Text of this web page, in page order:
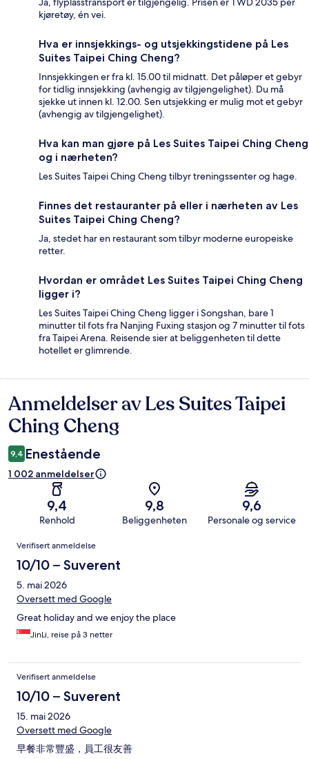
kjøretøy, én vei.
Hva er innsjekkings- og utsjekkingstidene på Les
Suites Taipei Ching Cheng?
Innsjekkingen er fra kl. 15.00 til midnatt. Det påløper et gebyr
for tidlig innsjekking (avhengig av tilgjengelighet). Du må
sjekke ut innen kl. 12.00. Sen utsjekking er mulig mot et gebyr
(avhengig av tilgjengelighet).
Hva kan man gjøre på Les Suites Taipei Ching Cheng
og i nærheten?
Les Suites Taipei Ching Cheng tilbyr treningssenter og hage.
Finnes det restauranter på eller i nærheten av Les
Suites Taipei Ching Cheng?
Ja, stedet har en restaurant som tilbyr moderne europeiske
retter.
Hvordan er området Les Suites Taipei Ching Cheng
ligger i?
Les Suites Taipei Ching Cheng ligger i Songshan, bare 1
minutter til fots fra Nanjing Fuxing stasjon og 7 minutter til fots
fra Taipei Arena. Reisende sier at beliggenheten til dette
hotellet er glimrende.
Anmeldelser
Anmeldelser av Les Suites Taipei
Ching Cheng
9,4 Enestående
1 002 anmeldelser
9,4
Renhold
9,8
Beliggenheten
9,6
Personale og service
Anmeldelser
Verifisert anmeldelse
10/10 – Suverent
5. mai 2026
Oversett med Google
Great holiday and we enjoy the place
JinLi, reise på 3 netter
Verifisert anmeldelse
10/10 – Suverent
15. mai 2026
Oversett med Google
早餐非常豐盛，員工很友善